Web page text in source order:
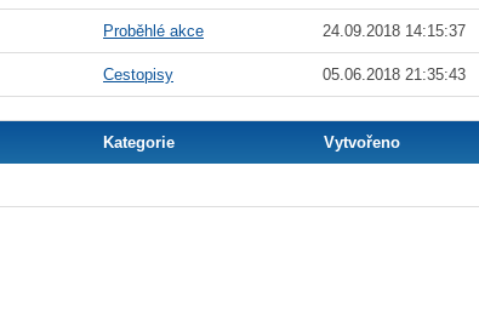
Proběhlé akce 24.09.2018 14:15:37
Cestopisy 05.06.2018 21:35:43
Kategorie Vytvořeno